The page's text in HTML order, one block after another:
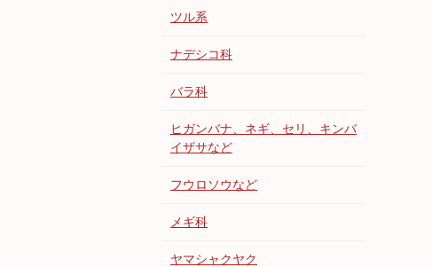
ツル系
ナデシコ科
バラ科
ヒガンバナ、ネギ、セリ、キンバ
イザサなど
フウロソウなど
メギ科
ヤマシャクヤク